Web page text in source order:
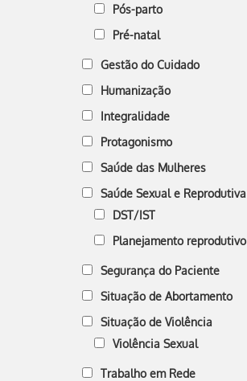
Pós-parto
Pré-natal
Gestão do Cuidado
Humanização
Integralidade
Protagonismo
Saúde das Mulheres
Saúde Sexual e Reprodutiva
DST/IST
Planejamento reprodutivo
Segurança do Paciente
Situação de Abortamento
Situação de Violência
Violência Sexual
Trabalho em Rede